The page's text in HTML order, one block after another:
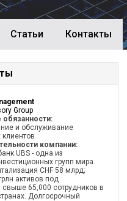
Cтатьи Контакты
Group
и обслуживание
клиентов
компании:
UBS - одна из
групп мира.
CHF 58 млрд;
активов под
65,000 сотрудников в
Долгосрочный